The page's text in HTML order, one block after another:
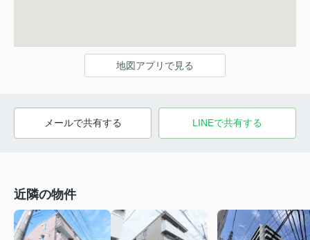
地図アプリで見る
メールで共有する LINEで共有する
近隣の物件